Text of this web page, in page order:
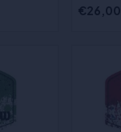
€26,00